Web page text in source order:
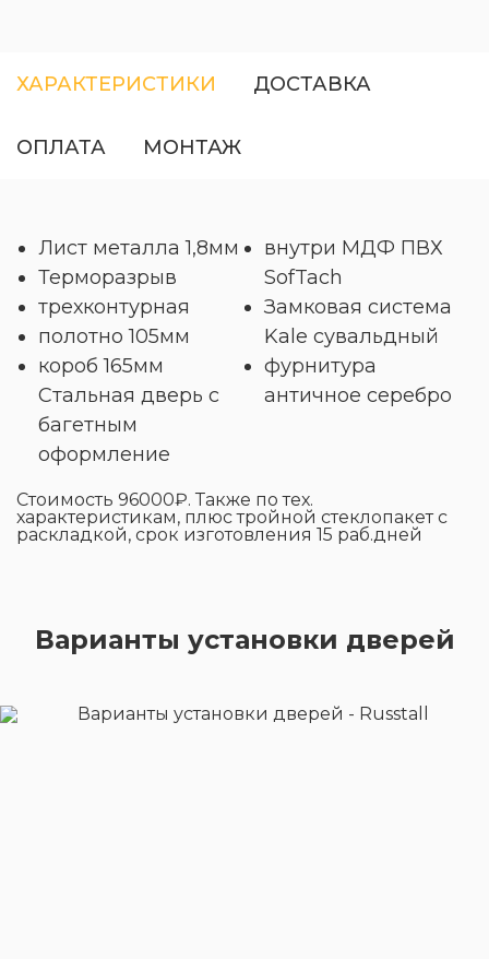
ХАРАКТЕРИСТИКИ ДОСТАВКА
ОПЛАТА МОНТАЖ
Лист металла 1,8мм
Терморазрыв
трехконтурная
полотно 105мм
короб 165мм
Стальная дверь с
багетным
оформление
внутри МДФ ПВХ
SofTach
Замковая система
Kale сувальдный
фурнитура
античное серебро
Стоимость 96000₽. Также по тех.
характеристикам, плюс тройной стеклопакет с
раскладкой, срок изготовления 15 раб.дней
Варианты установки дверей